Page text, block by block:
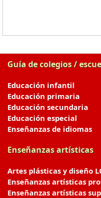
Guía de colegios /
Educación infantil
Educación primaria
Educación secundaria
Educación especial
Enseñanzas de idiomas
Enseñanzas artísticas
Artes plásticas y diseño
Enseñanzas artísticas
Enseñanzas artísticas